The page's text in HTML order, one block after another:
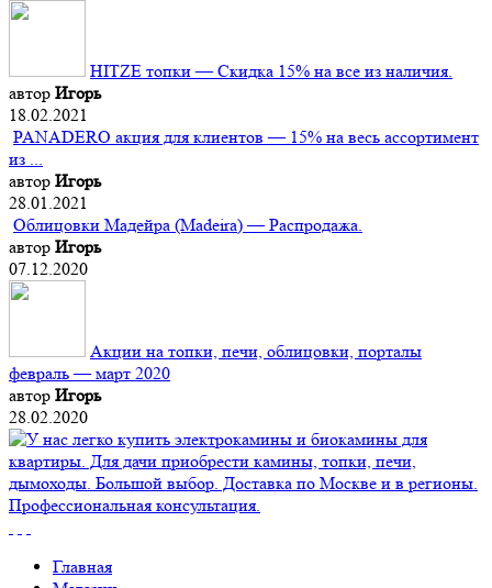
HITZE топки — Скидка 15% на все из наличия.
автор Игорь
18.02.2021
PANADERO акция для клиентов — 15% на весь ассортимент
из ...
автор Игорь
28.01.2021
Облицовки Мадейра (Мadeira) — Распродажа.
автор Игорь
07.12.2020
Акции на топки, печи, облицовки, порталы
февраль — март 2020
автор Игорь
28.02.2020
Главная